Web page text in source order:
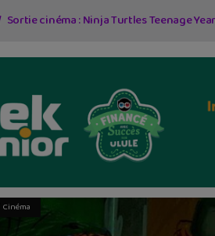
Sortie cinéma : Ninja Turtles Teenage
Cinéma